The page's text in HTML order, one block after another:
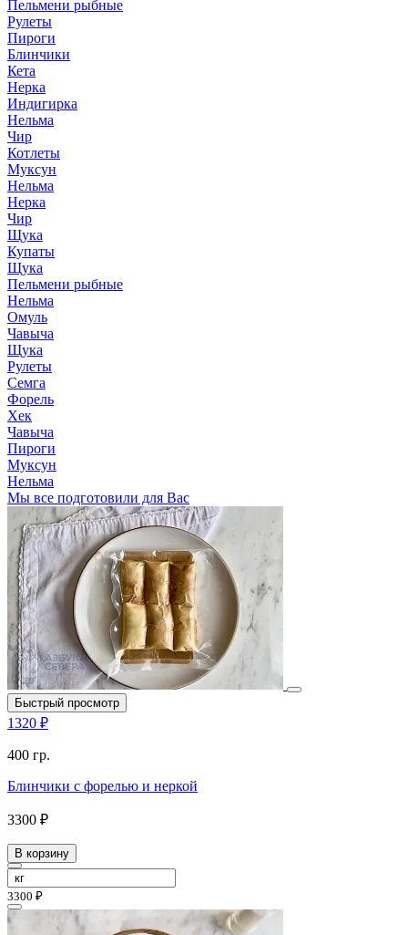
Пельмени рыбные
Рулеты
Пироги
Блинчики
Кета
Нерка
Индигирка
Нельма
Чир
Котлеты
Муксун
Нельма
Нерка
Чир
Щука
Купаты
Щука
Пельмени рыбные
Нельма
Омуль
Чавыча
Щука
Рулеты
Семга
Форель
Хек
Чавыча
Пироги
Муксун
Нельма
Мы все подготовили для Вас
Быстрый просмотр
1320 ₽
400 гр.
Блинчики с форелью и неркой
3300 ₽
В корзину
3300 ₽